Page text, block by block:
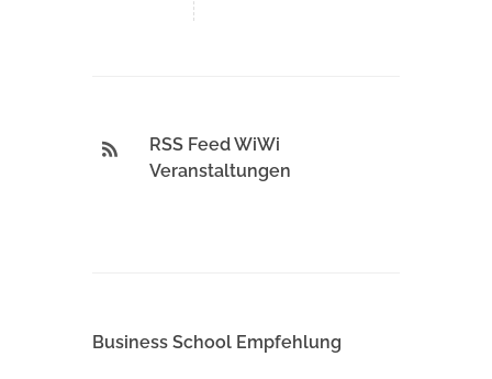
RSS Feed WiWi
Veranstaltungen
Business School Empfehlung